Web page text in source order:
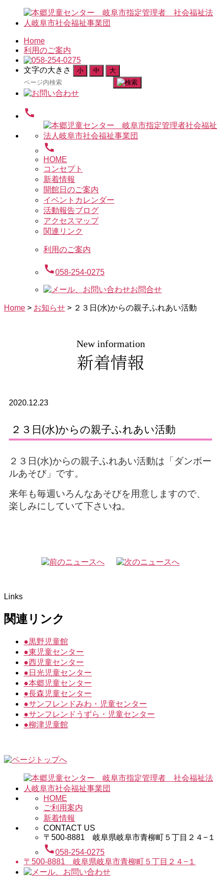
Home
利用のご案内
文字の大きさ 小 中 大
検
索
象:
call
call
HOME
コンセプト
新着情報
開館日のご案内
イベントカレンダー
活動報告ブログ
アクセスマップ
関連リンク
利用のご案内
call058-254-0275
お問合せ
Home > お知らせ > ２３日(水)からの親子ふれあい活動
New information
新着情報
2020.12.23
２３日(水)からの親子ふれあい活動
２３日(水)からの親子ふれあい活動は「ダンボー
ルあそび」です。
来年も毎週いろんなあそびを用意しますので、
楽しみにしていて下さいね。
Links
関連リンク
●黒野児童館
●東児童センター
●西児童センター
● 日光児童センター
●本郷児童センター
●長森児童センター
●サンフレンドみわ・児童センター
●サンフレンドうずら・児童センター
●柳津児童館
HOME
ご利用案内
新着情報
CONTACT US
〒500-8881 岐阜県岐阜市青柳町５丁目２４−１
call058-254-0275
〒500-8881 岐阜県岐阜市青柳町５丁目２４−１